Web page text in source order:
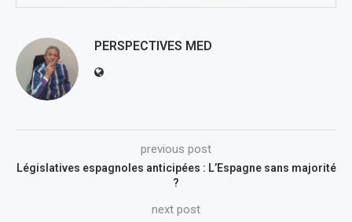
PERSPECTIVES MED
previous post
Législatives espagnoles anticipées : L’Espagne sans majorité
?
next post